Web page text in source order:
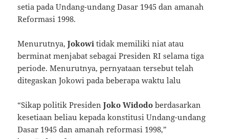
setia pada Undang-undang Dasar 1945 dan amanah
Reformasi 1998.
Menurutnya,Jokowitidak memiliki niat atau
berminat menjabat sebagai Presiden RI selama tiga
periode. Menurutnya, pernyataan tersebut telah
ditegaskan Jokowi pada beberapa waktu lalu
“Sikap politik PresidenJoko Widodo berdasarkan
kesetiaan beliau kepada konstitusi Undang-undang
Dasar 1945 dan amanah reformasi 1998,”